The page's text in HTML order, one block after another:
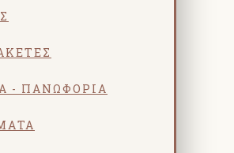
- ΠΑΝΩΦΌΡΙΑ